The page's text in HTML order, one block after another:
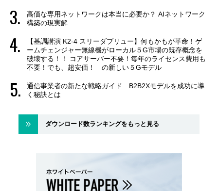
高価な専用ネットワークは本当に必要か？ AIネットワーク
構築の現実解
【基調講演 K2-4 スリーダブリュー】何もかもが革命！ゲ
ームチェンジャー無線機がローカル５G市場の既存概念を
破壊する！！ コアサーバー不要！毎年のライセンス費用も
不要！でも、超安価！ の新しい５Gモデル
通信事業者の新たな戦略ガイド B2B2Xモデルを成功に導
く秘訣とは
ダウンロード数ランキングをもっと見る